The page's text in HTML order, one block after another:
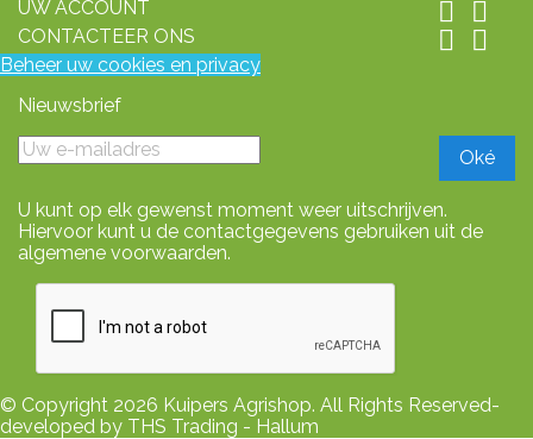
UW ACCOUNT  
CONTACTEER ONS  
Beheer uw cookies en privacy
Nieuwsbrief
U kunt op elk gewenst moment weer uitschrijven.
Hiervoor kunt u de contactgegevens gebruiken uit de
algemene voorwaarden.
© Copyright 2026 Kuipers Agrishop. All Rights Reserved-
developed by THS Trading - Hallum